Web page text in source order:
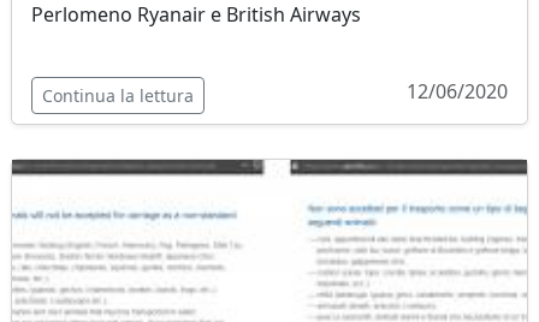
Perlomeno Ryanair e British Airways
Continua la lettura 12/06/2020